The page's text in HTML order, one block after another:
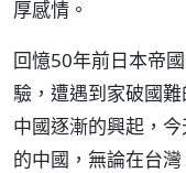
厚感情。
回憶50年前日本帝
驗，遭遇到家破國
中國逐漸的興起，
的中國，無論在台